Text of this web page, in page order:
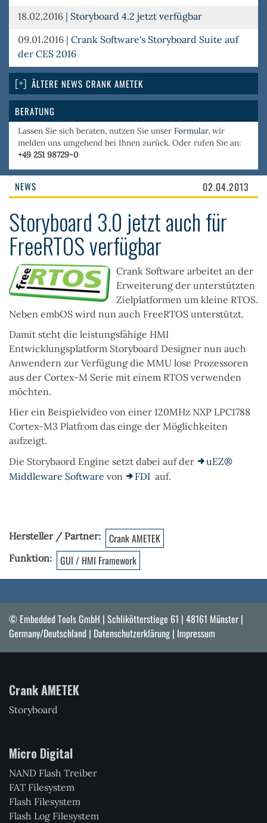
18.02.2016 | Storyboard 4.2 jetzt verfügbar
09.01.2016 | Crank Software's Storyboard Suite auf
der CES 2016
ÄLTERE NEWS CRANK AMETEK
BERATUNG
Lassen Sie sich beraten, nutzen Sie unser Formular, wir
melden uns umgehend bei Ihnen zurück. Oder rufen Sie an:
+49 251 98729-0
NEWS 02.04.2013
Storyboard 3.0 jetzt auch für
FreeRTOS verfügbar
Crank Software arbeitet an der
Erweiterung der unterstützten
Zielplatformen um kleine RTOS.
Neben embOS wird nun auch FreeRTOS unterstützt.
Damit steht die leistungsfähige HMI
Entwicklungsplatform Storyboard Designer nun auch
Anwendern zur Verfügung die MMU lose Prozessoren
aus der Cortex-M Serie mit einem RTOS verwenden
möchten.
Hier ein Beispielvideo von einer 120MHz NXP LPC1788
Cortex-M3 Platfrom das einge der Möglichkeiten
aufzeigt.
Die Storybaord Engine setzt dabei auf der
uEZ®
Middleware Software von FDI auf.
Hersteller / Partner Crank AMETEK
Funktion GUI / HMI Framework
© Embedded Tools GmbH | Schlikötterstiege 61 | 48161 Münster |
Germany/Deutschland | Datenschutzerklärung | Impressum
Crank AMETEK
Storyboard
Micro Digital
NAND Flash Treiber
FAT Filesystem
Flash Filesystem
Flash Log Filesystem